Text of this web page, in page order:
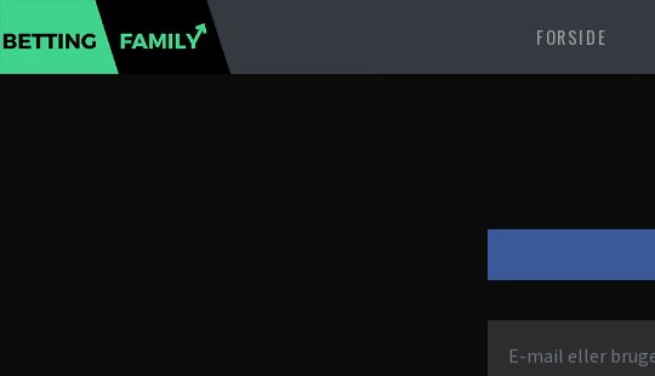
FORSIDE